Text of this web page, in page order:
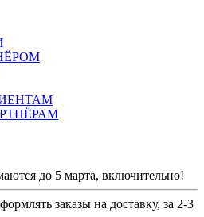
до 5 марта, включительно!
заказы на доставку, за 2-3